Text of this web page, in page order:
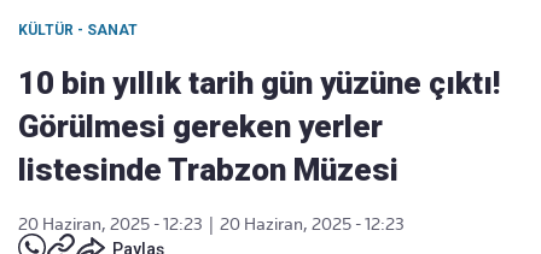
KÜLTÜR - SANAT
10 bin yıllık tarih gün yüzüne çıktı!
Görülmesi gereken yerler
listesinde Trabzon Müzesi
20 Haziran, 2025 - 12:23
20 Haziran, 2025 - 12:23
Paylaş